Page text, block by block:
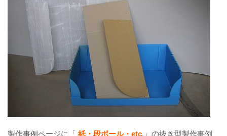
製作事例ページに「 紙・段ボール・etc.」の抜き型製作事例